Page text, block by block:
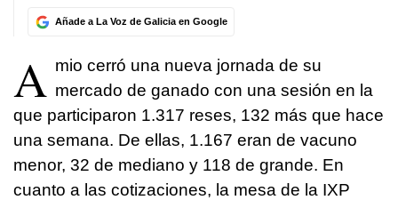
Añade a La Voz de Galicia en Google
A mio cerró una nueva jornada de su
mercado de ganado con una sesión en la
que participaron 1.317 reses, 132 más que hace
una semana. De ellas, 1.167 eran de vacuno
menor, 32 de mediano y 118 de grande. En
cuanto a las cotizaciones, la mesa de la IXP